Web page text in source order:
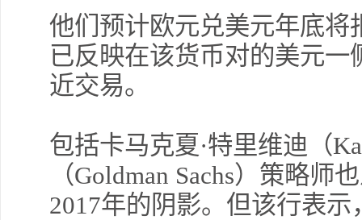
他们预计欧元兑美元年底将
已反映在该货币对的美元一
近交易。
包括卡马克夏·特里维迪（
（Goldman Sachs）策略
2017年的阴影。但该行表